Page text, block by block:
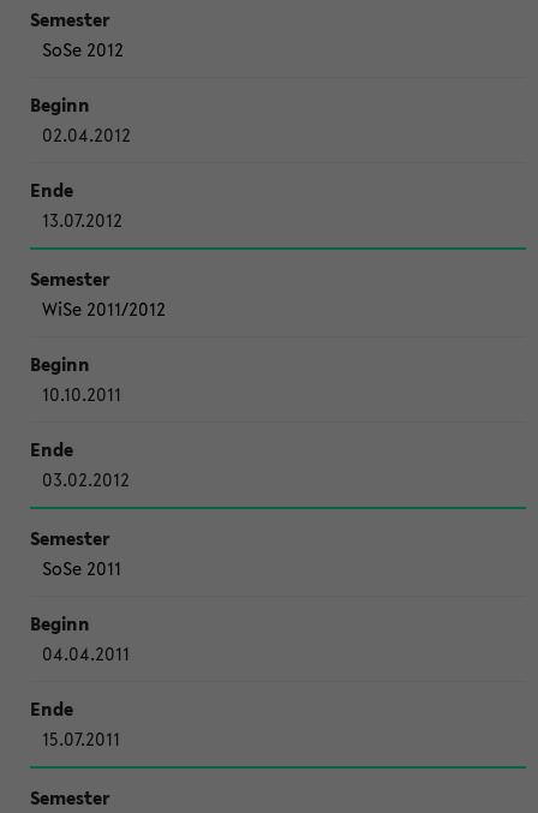
SoSe 2012
02.04.2012
13.07.2012
WiSe 2011/2012
10.10.2011
03.02.2012
SoSe 2011
04.04.2011
15.07.2011